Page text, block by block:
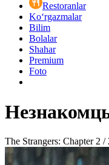
Restoranlar
Ko‘rgazmalar
Bilim
Bolalar
Shahar
Premium
Foto
The Strangers: Chapter 2